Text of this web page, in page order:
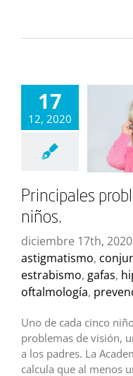
17
12, 2020
Principales
niños.
diciembre 17th, 2020
astigmatismo,
estrabismo, gafas,
oftalmología,
Uno de cada cinco
problemas de visión,
a los padres. La
calcula que al menos